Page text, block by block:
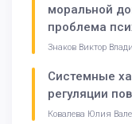
моральной
проблема
Знаков Виктор
Системные
регуляции
Ковалева Юлия